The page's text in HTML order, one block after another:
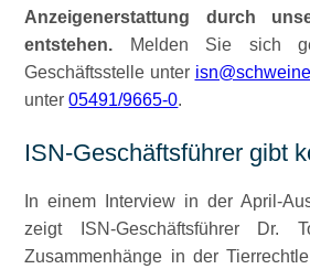
Anzeigenerstattung durch
entstehen. Melden Sie sich
Geschäftsstelle unter
unter05491/9665-0.
ISN-Geschäftsführer gibt
In einem Interview in der April-
zeigt ISN-Geschäftsführer Dr.
Zusammenhänge in der